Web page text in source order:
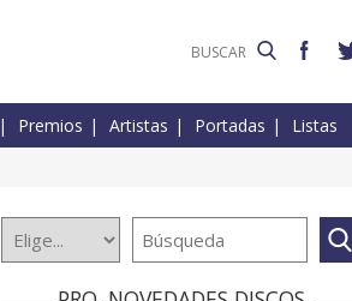
Premios Artistas Portadas Listas